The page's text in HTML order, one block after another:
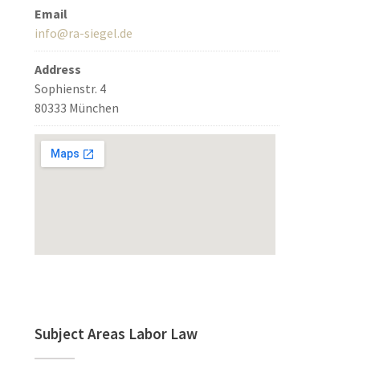
Email
info@ra-siegel.de
Address
Sophienstr. 4
80333 München
Subject Areas Labor Law